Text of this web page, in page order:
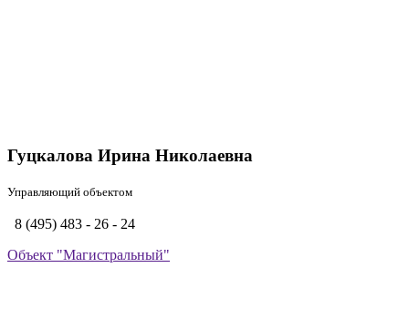
Гуцкалова Ирина Николаевна
Управляющий объектом
8 (495) 483 - 26 - 24
Объект "Магистральный"